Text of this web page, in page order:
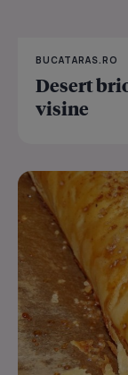
BUCATARAS.RO
Desert
visine